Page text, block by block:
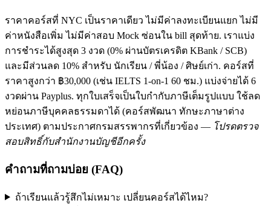
ราคาคอร์สที่ NYC เป็นราคาเดียว ไม่มีค่าลงทะเบียนแยก ไม่มี
ค่าหนังสือเพิ่ม ไม่มีค่าสอบ Mock ซ่อนใน bill สุดท้าย. เราแบ่ง
การชำระได้สูงสุด 3 งวด (0% ผ่านบัตรเครดิต KBank / SCB)
และมีส่วนลด 10% สำหรับ นักเรียน / พี่น้อง / ศิษย์เก่า. คอร์สที่
ราคาสูงกว่า ฿30,000 (เช่น IELTS 1-on-1 60 ชม.) แบ่งจ่ายได้ 6
งวดผ่าน Payplus. ทุกใบเสร็จเป็นใบกำกับภาษีเต็มรูปแบบ ใช้ลด
หย่อนภาษีบุคคลธรรมดาได้ (คอร์สพัฒนา ทักษะภาษาต่าง
ประเทศ) ตามประกาศกรมสรรพากรที่เกี่ยวข้อง — โปรดตรวจ
สอบสิทธิ์กับสำนักงานบัญชีอีกครั้ง
คำถามที่ถามบ่อย (FAQ)
ถ้าเรียนแล้วรู้สึกไม่เหมาะ เปลี่ยนคอร์สได้ไหม?